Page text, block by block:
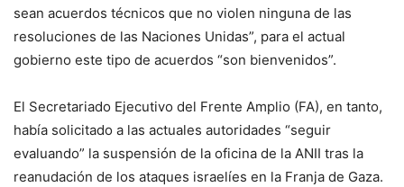
sean acuerdos técnicos que no violen ninguna de las
resoluciones de las Naciones Unidas”, para el actual
gobierno este tipo de acuerdos “son bienvenidos”.
El Secretariado Ejecutivo del Frente Amplio (FA), en tanto,
había solicitado a las actuales autoridades “seguir
evaluando” la suspensión de la oficina de la ANII tras la
reanudación de los ataques israelíes en la Franja de Gaza.